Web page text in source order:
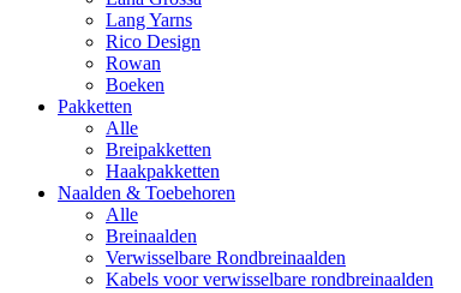
Lang Yarns
Rico Design
Rowan
Boeken
Pakketten
Alle
Breipakketten
Haakpakketten
Naalden & Toebehoren
Alle
Breinaalden
Verwisselbare Rondbreinaalden
Kabels voor verwisselbare rondbreinaalden